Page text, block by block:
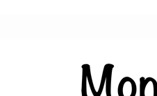
inhoud